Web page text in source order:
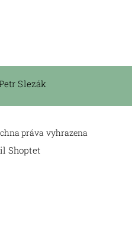
Slezák
práva vyhrazena
Shoptet